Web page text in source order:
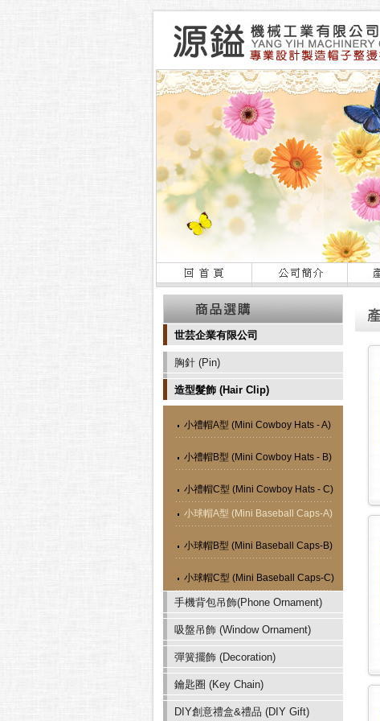
世芸企業有限公司
胸針 (Pin)
造型髮飾 (Hair Clip)
小禮帽A型 (Mini Cowboy Hats - A)
小禮帽B型 (Mini Cowboy Hats - B)
小禮帽C型 (Mini Cowboy Hats - C)
小球帽A型 (Mini Baseball Caps-A)
小球帽B型 (Mini Baseball Caps-B)
小球帽C型 (Mini Baseball Caps-C)
手機背包吊飾(Phone Ornament)
吸盤吊飾 (Window Ornament)
彈簧擺飾 (Decoration)
鑰匙圈 (Key Chain)
DIY創意禮盒&禮品 (DIY Gift)